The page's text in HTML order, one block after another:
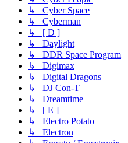
↳ Cyber Space
↳ Cyberman
↳ [ D ]
↳ Daylight
↳ DDR Space Program
↳ Digimax
↳ Digital Dragons
↳ DJ Con-T
↳ Dreamtime
↳ [ E ]
↳ Electro Potato
↳ Electron